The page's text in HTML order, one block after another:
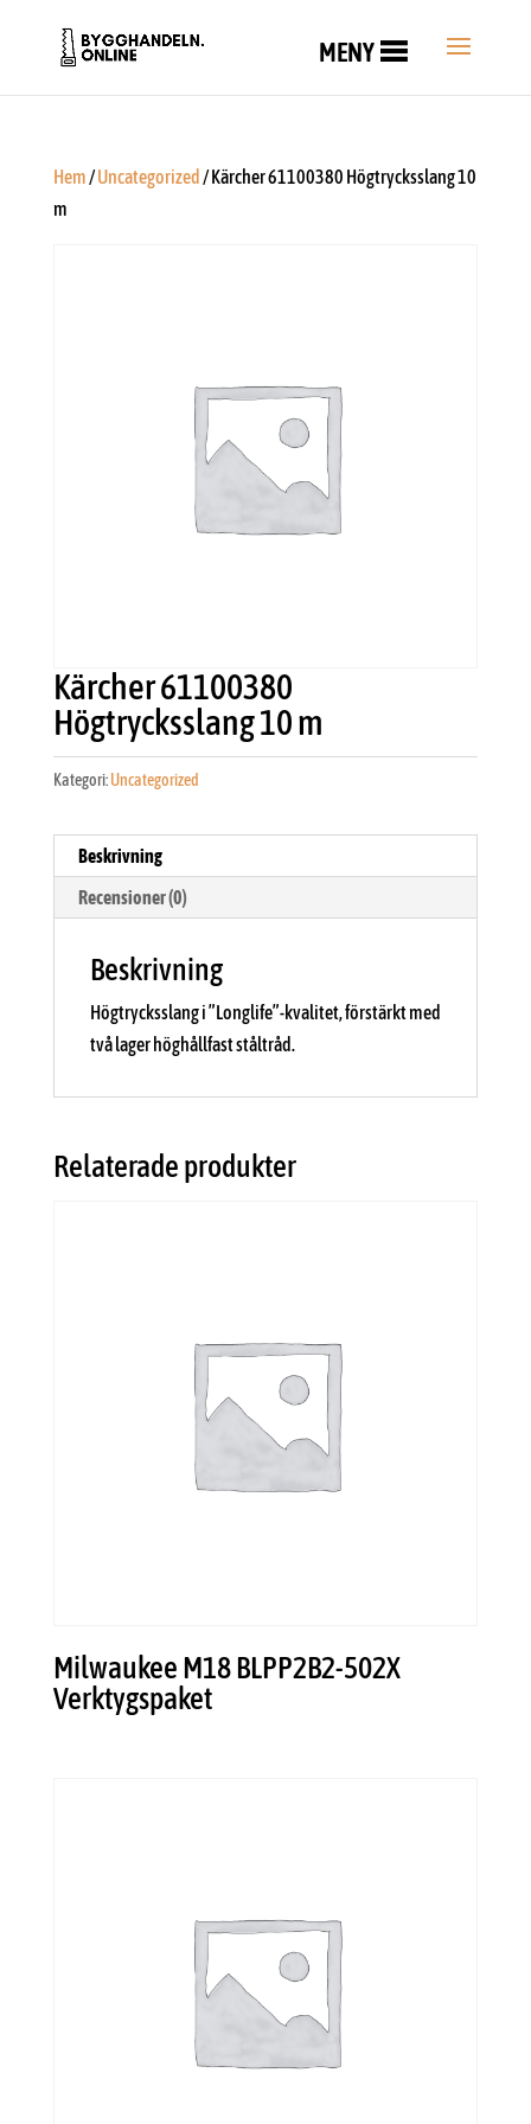
MENY
Hem/Uncategorized / Kärcher 61100380 Högtrycksslang 10
m
Kärcher 61100380
Högtrycksslang 10 m
Kategori:Uncategorized
Beskrivning
Recensioner (0)
Beskrivning
Högtrycksslang i ”Longlife”-kvalitet, förstärkt med
två lager höghållfast ståltråd.
Relaterade produkter
Milwaukee M18 BLPP2B2-502X
Verktygspaket